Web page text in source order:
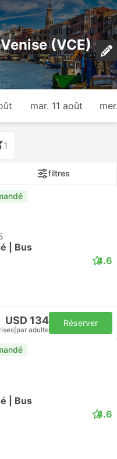
(VCE)
mar. 11 août
1
filtres
| Bus
4.6
USD 134
par adulte
Réserver
| Bus
4.6